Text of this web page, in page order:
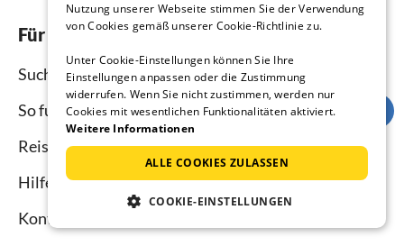
Für Urlauber
Suche
So funktioniert`s
Reisemagazin
Hilfe Urlauber
Kontakt
Nutzung unserer Webseite stimmen Sie der Verwendung
von Cookies gemäß unserer Cookie-Richtlinie zu.
Unter Cookie-Einstellungen können Sie Ihre
Einstellungen anpassen oder die Zustimmung
widerrufen. Wenn Sie nicht zustimmen, werden nur
Cookies mit wesentlichen Funktionalitäten aktiviert.
Weitere Informationen
ALLE COOKIES ZULASSEN
COOKIE-EINSTELLUNGEN